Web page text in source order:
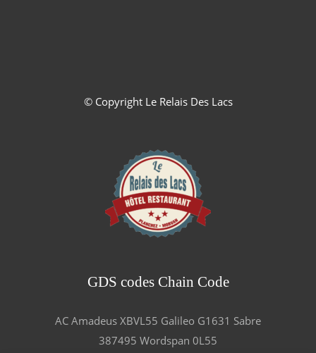
© Copyright Le Relais Des Lacs
GDS codes Chain Code
AC Amadeus XBVL55 Galileo G1631 Sabre
387495 Wordspan 0L55